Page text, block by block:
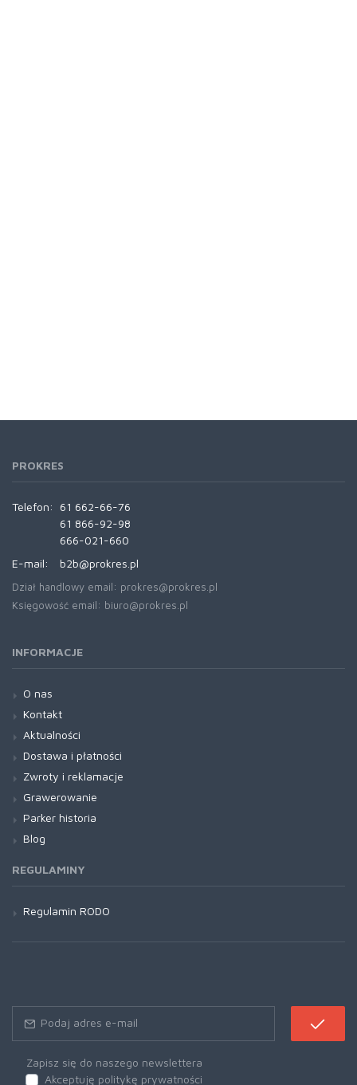
PROKRES
Telefon:
61 662-66-76
61 866-92-98
666-021-660
E-mail:
b2b@prokres.pl
Dział handlowy email: prokres@prokres.pl
Księgowość email: biuro@prokres.pl
INFORMACJE
O nas
Kontakt
Aktualności
Dostawa i płatności
Zwroty i reklamacje
Grawerowanie
Parker historia
Blog
REGULAMINY
Regulamin RODO
Zapisz się do naszego newslettera
Akceptuję politykę prywatności